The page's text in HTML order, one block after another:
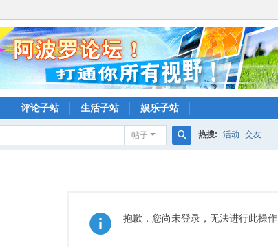
评论子站 生活子站 娱乐子站
帖子 热搜: 活动 交友
抱歉，您尚未登录，无法进行此操作